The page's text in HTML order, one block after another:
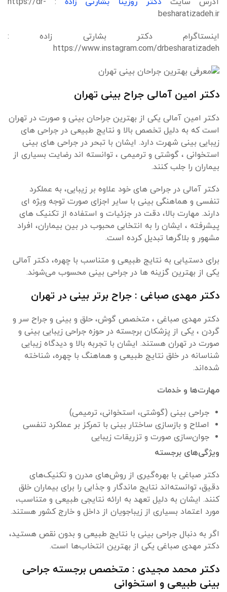
besharatizadeh.ir
اینستاگرام دکتر بشارتی زاده :
https://www.instagram.com/drbesharatizadeh
دکتر امین آمالی جراح بینی تهران
دکتر امین آمالی یکی از بهترین جراحان بینی و صورت در تهران
است که به دلیل تخصص بالا و نتایج طبیعی در جراحی های
زیبایی بینی شهرت دارد. ایشان با تبحر در جراحی های بینی
استخوانی ، گوشتی و ترمیمی ، توانسته اند رضایت بسیاری از
بیماران را جلب کنند.
دکتر آمالی در جراحی های خود علاوه بر زیبایی، به عملکرد
تنفسی و هماهنگی بینی با سایر اجزای صورت توجه ویژه ای
دارند. مهارت بالا، دقت در جزئیات و استفاده از تکنیک های
پیشرفته ، ایشان را به انتخابی محبوب در بین بیماران، افراد
مشهور و بلاگرها تبدیل کرده است.
برای دستیابی به نتایج طبیعی و متناسب با چهره، دکتر آمالی
یکی از بهترین گزینه ها در جراحی بینی محسوب می‌شوند.
دکتر مهدی صباغی : جراح برتر بینی در تهران
دکتر مهدی صباغی ، متخصص گوش، حلق و بینی و جراح سر و
گردن ، یکی از پزشکان برجسته در حوزه جراحی زیبایی بینی و
صورت در تهران هستند. ایشان با تجربه بالا و دیدگاه زیبایی
شناسانه در خلق نتایج طبیعی و هماهنگ با چهره، شناخته
شده‌اند.
مهارت‌ها و خدمات
جراحی بینی (گوشتی، استخوانی، ترمیمی)
اصلاح و بازسازی ساختار بینی با تمرکز بر عملکرد تنفسی
جوان‌سازی صورت و تزریقات زیبایی
ویژگی‌های برجسته
دکتر صباغی با بهره‌گیری از روش‌های مدرن و تکنیک‌های
دقیق، توانسته‌اند نتایج ماندگار و جذابی را برای بیماران خلق
کنند. ایشان به دلیل تعهد به ارائه نتایجی طبیعی و متناسب،
مورد اعتماد بسیاری از زیباجویان از داخل و خارج کشور هستند.
اگر به دنبال جراحی بینی با نتایج طبیعی و بدون نقص هستید،
دکتر مهدی صباغی یکی از بهترین انتخاب‌ها است.
دکتر محمد مجیدی : متخصص برجسته جراحی
بینی طبیعی و استخوانی